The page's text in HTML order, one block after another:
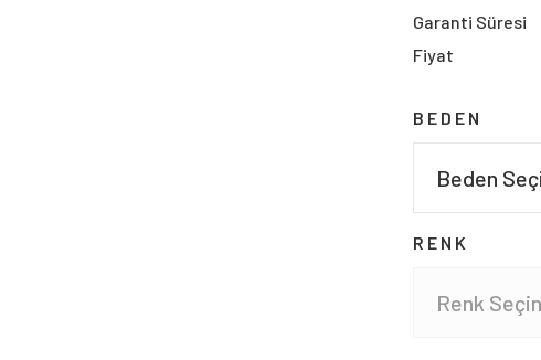
Garanti Süresi
Fiyat
BEDEN
RENK